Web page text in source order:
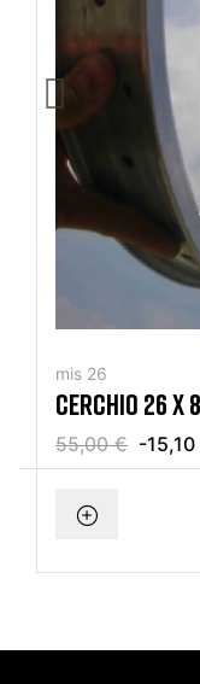
mis 26
CERCHIO 26 X
55,00 € -15,10